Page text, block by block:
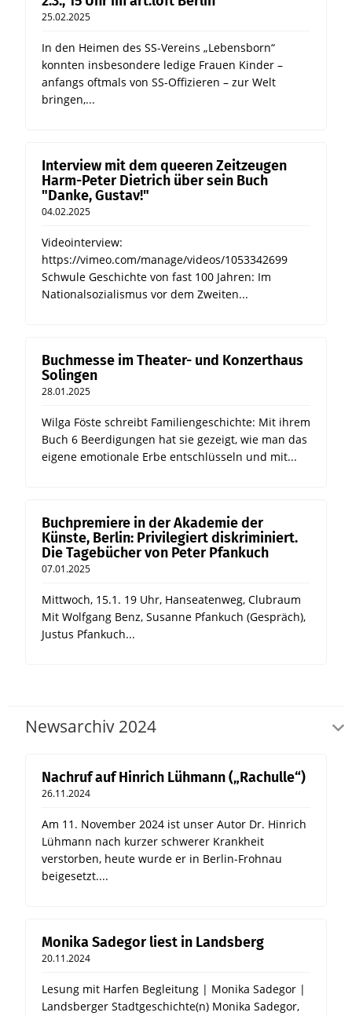
25.02.2025
In den Heimen des SS-Vereins „Lebensborn“
konnten insbesondere ledige Frauen Kinder –
anfangs oftmals von SS-Offizieren – zur Welt
bringen,...
Interview mit dem queeren Zeitzeugen
Harm-Peter Dietrich über sein Buch
"Danke, Gustav!"
04.02.2025
Videointerview:
https://vimeo.com/manage/videos/1053342699
Schwule Geschichte von fast 100 Jahren: Im
Nationalsozialismus vor dem Zweiten...
Buchmesse im Theater- und Konzerthaus
Solingen
28.01.2025
Wilga Föste schreibt Familiengeschichte: Mit ihrem
Buch 6 Beerdigungen hat sie gezeigt, wie man das
eigene emotionale Erbe entschlüsseln und mit...
Buchpremiere in der Akademie der
Künste, Berlin: Privilegiert diskriminiert.
Die Tagebücher von Peter Pfankuch
07.01.2025
Mittwoch, 15.1. 19 Uhr, Hanseatenweg, Clubraum
Mit Wolfgang Benz, Susanne Pfankuch (Gespräch),
Justus Pfankuch...
Newsarchiv 2024
Nachruf auf Hinrich Lühmann („Rachulle“)
26.11.2024
Am 11. November 2024 ist unser Autor Dr. Hinrich
Lühmann nach kurzer schwerer Krankheit
verstorben, heute wurde er in Berlin-Frohnau
beigesetzt....
Monika Sadegor liest in Landsberg
20.11.2024
Lesung mit Harfen Begleitung | Monika Sadegor |
Landsberger Stadtgeschichte(n) Monika Sadegor,